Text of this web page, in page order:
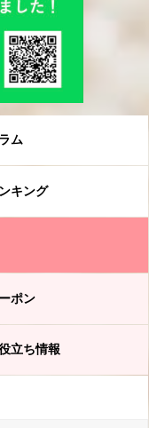
ム
キング
ポン
立ち情報